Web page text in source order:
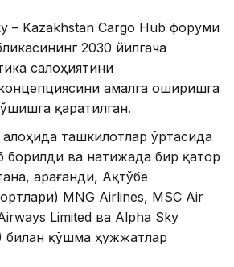
– Kazakhstan Cargo Hub форуми
2030 йилгача
салоҳиятини
амалга оширишга
қаратилган.
ташкилотлар ўртасида
борилди ва натижада бир қатор
Қарағанди, Ақтўбе
MNG Airlines, MSC Air
Limited ва Alpha Sky
билан қўшма ҳужжатлар